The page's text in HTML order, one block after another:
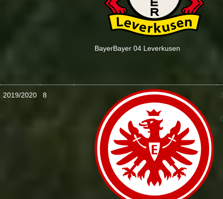
BayerBayer 04 Leverkusen
2019/2020 8
: